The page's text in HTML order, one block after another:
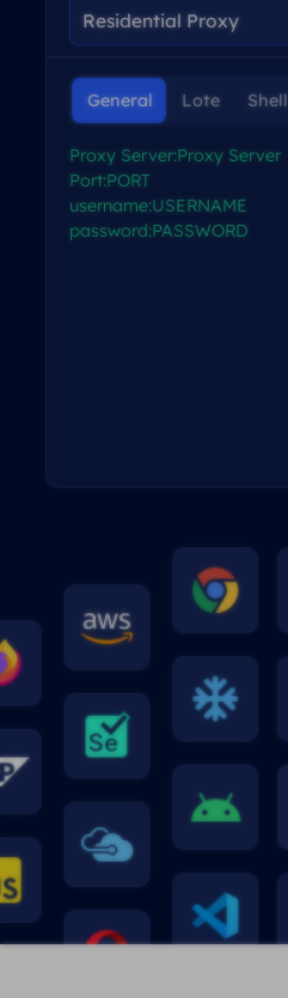
General Lote Shell
Proxy Server:Proxy Server
Port:PORT
username:USERNAME
password:PASSWORD